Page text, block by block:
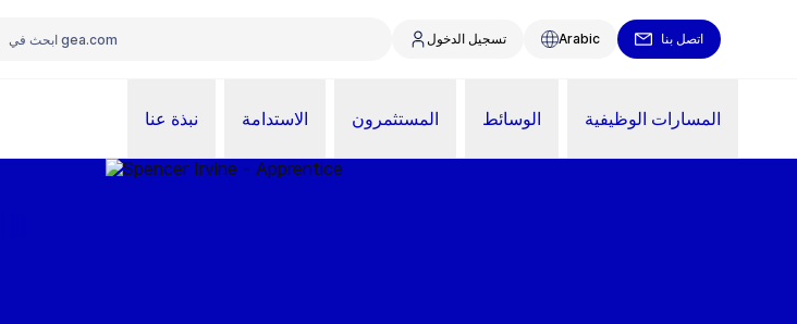
تسجيل الدخول Arabic اتصل بنا
نبذة عنا الاستدامة المستثمرون الوسائط المسارات الوظيفية